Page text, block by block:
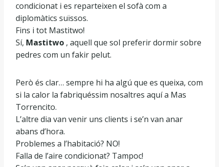
condicionat i es reparteixen el sofà com a
diplomàtics suïssos.
Fins i tot Mastitwo!
Sí, Mastitwo , aquell que sol preferir dormir sobre
pedres com un fakir pelut.
Però és clar… sempre hi ha algú que es queixa, com
si la calor la fabriquéssim nosaltres aquí a Mas
Torrencito.
L’altre dia van venir uns clients i se’n van anar
abans d’hora.
Problemes a l’habitació? NO!
Falla de l’aire condicionat? Tampoc!